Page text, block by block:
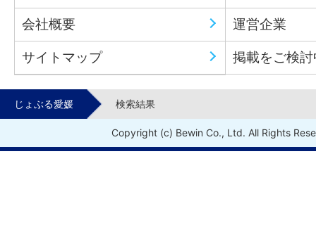
会社概要 運営企業
サイトマップ 掲載をご検
じょぶる愛媛 検索結果
Copyright (c) Bewin Co., Ltd. All Rights